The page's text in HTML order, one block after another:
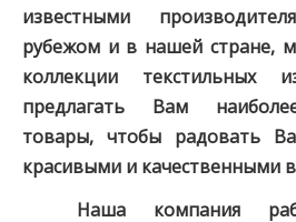
известными
рубежом и в нашей стране,
коллекции текстильных
предлагать Вам
товары, чтобы радовать
красивыми и качественными
Наша компания